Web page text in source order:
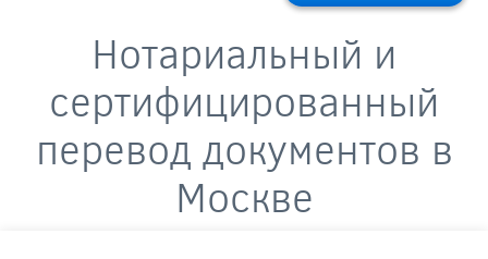
Нотариальный и
сертифицированный
перевод документов в
Москве